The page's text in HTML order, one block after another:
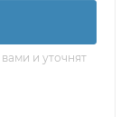
и уточнят